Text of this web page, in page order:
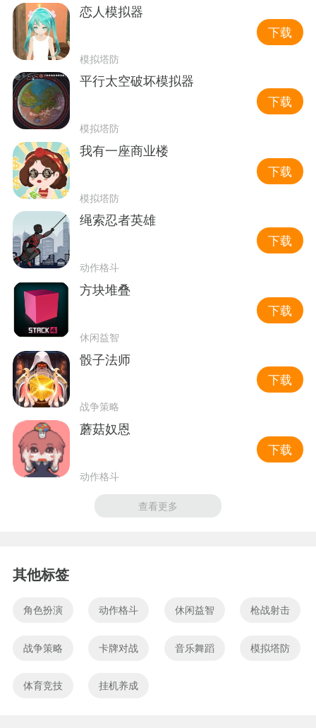
恋人模拟器
模拟塔防
下载
平行太空破坏模拟器
模拟塔防
下载
我有一座商业楼
模拟塔防
下载
绳索忍者英雄
动作格斗
下载
方块堆叠
休闲益智
下载
骰子法师
战争策略
下载
蘑菇奴恩
动作格斗
下载
查看更多
其他标签
角色扮演 动作格斗 休闲益智 枪战射击
战争策略 卡牌对战 音乐舞蹈 模拟塔防
体育竞技 挂机养成